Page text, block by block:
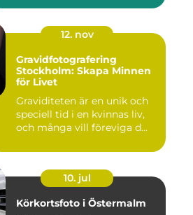
12. nov
Gravidfotografering
Stockholm: Skapa Minnen
för Livet
Graviditeten är en unik och
speciell tid i en kvinnas liv,
och många vill föreviga d...
10. jul
Körkortsfoto i Östermalm